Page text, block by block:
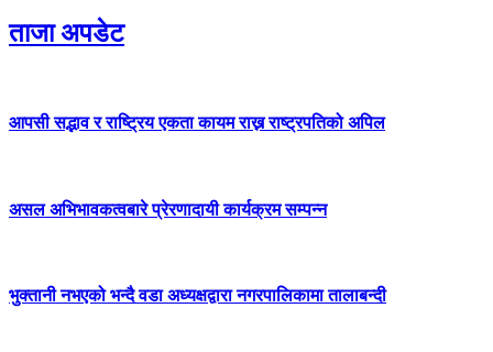
ताजा अपडेट
आपसी सद्भाव र राष्ट्रिय एकता कायम राख्न राष्ट्रपतिको अपिल
असल अभिभावकत्वबारे प्रेरणादायी कार्यक्रम सम्पन्न
भुक्तानी नभएको भन्दै वडा अध्यक्षद्वारा नगरपालिकामा तालाबन्दी